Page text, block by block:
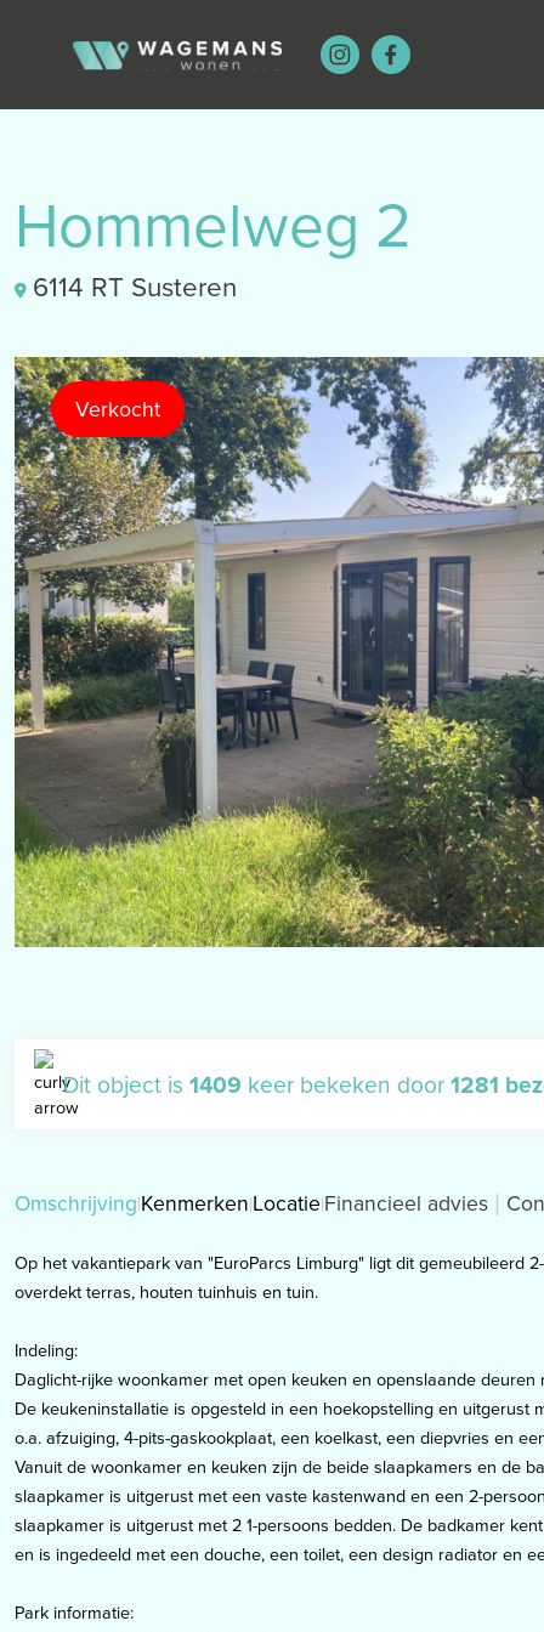
Hommelweg 2
6114 RT Susteren
Verkocht
Dit object is 1409 keer bekeken door1281
Omschrijving Kenmerken Locatie Financieel advies
Op het vakantiepark van "EuroParcs Limburg" ligt dit gemeubileerd
overdekt terras, houten tuinhuis en tuin.
Indeling:
Daglicht-rijke woonkamer met open keuken en openslaande deuren
De keukeninstallatie is opgesteld in een hoekopstelling en uitgerust
o.a. afzuiging, 4-pits-gaskookplaat, een koelkast, een diepvries en
Vanuit de woonkamer en keuken zijn de beide slaapkamers en de
slaapkamer is uitgerust met een vaste kastenwand en een 2-
slaapkamer is uitgerust met 2 1-persoons bedden. De badkamer
en is ingedeeld met een douche, een toilet, een design radiator en
Park informatie: